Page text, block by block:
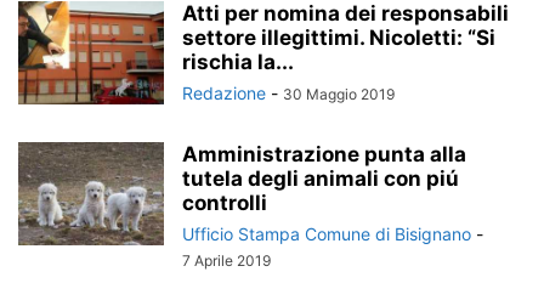
Atti per nomina dei responsabili
settore illegittimi. Nicoletti: “Si
rischia la...
Redazione - 30 Maggio 2019
Amministrazione punta alla
tutela degli animali con piú
controlli
Ufficio Stampa Comune di Bisignano -
7 Aprile 2019